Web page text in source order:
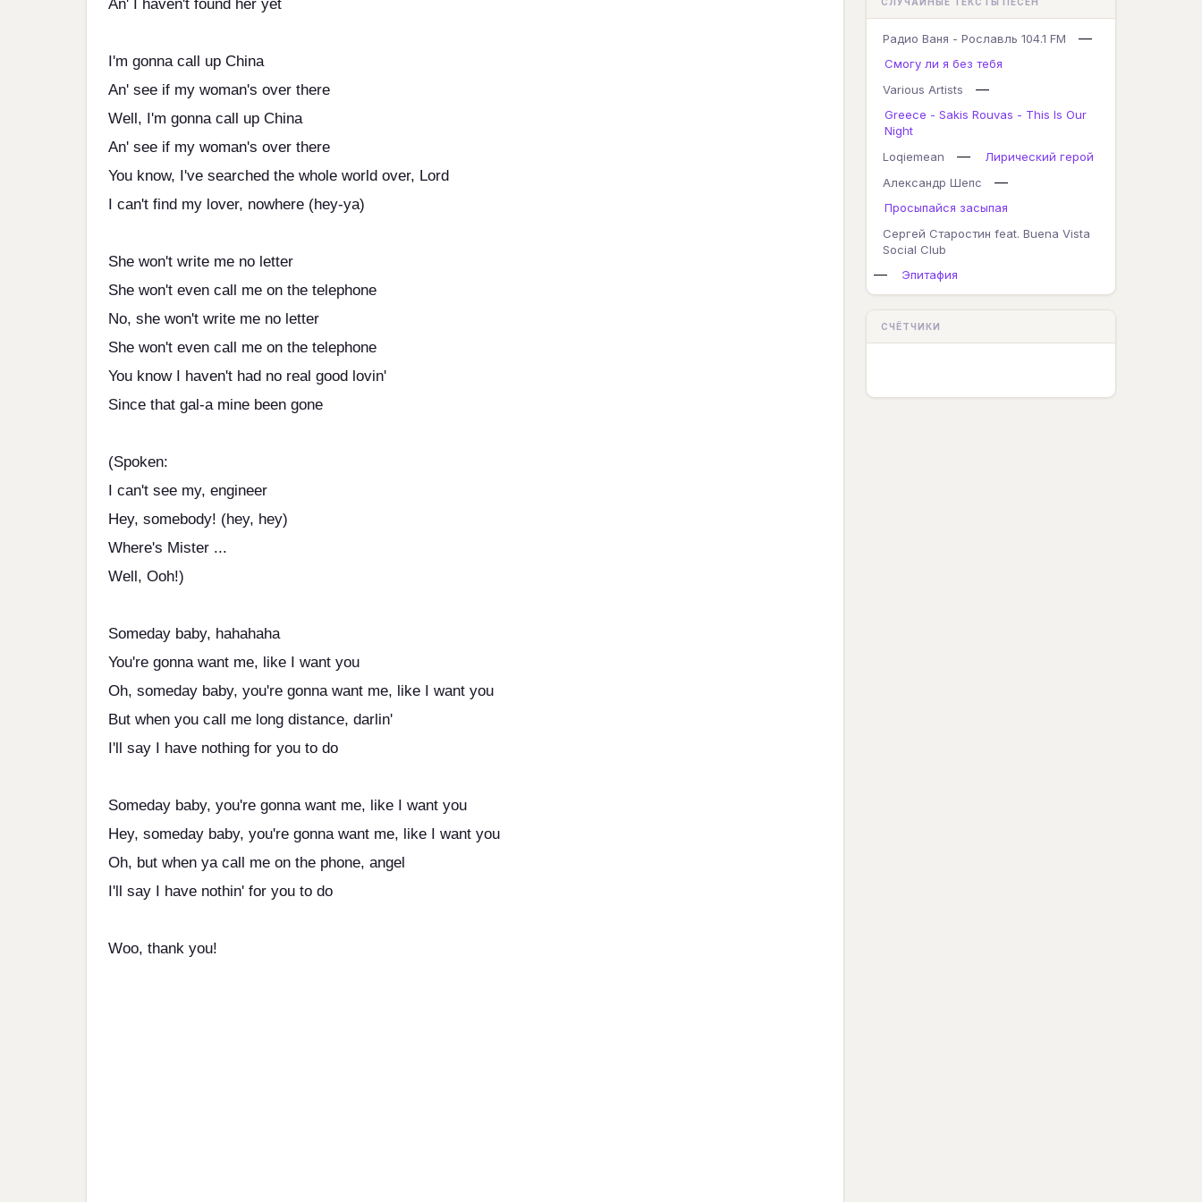
An' I haven't found her yet
I'm gonna call up China
An' see if my woman's over there
Well, I'm gonna call up China
An' see if my woman's over there
You know, I've searched the whole world over, Lord
I can't find my lover, nowhere (hey-ya)
She won't write me no letter
She won't even call me on the telephone
No, she won't write me no letter
She won't even call me on the telephone
You know I haven't had no real good lovin'
Since that gal-a mine been gone
(Spoken:
I can't see my, engineer
Hey, somebody! (hey, hey)
Where's Mister ...
Well, Ooh!)
Someday baby, hahahaha
You're gonna want me, like I want you
Oh, someday baby, you're gonna want me, like I want you
But when you call me long distance, darlin'
I'll say I have nothing for you to do
Someday baby, you're gonna want me, like I want you
Hey, someday baby, you're gonna want me, like I want you
Oh, but when ya call me on the phone, angel
I'll say I have nothin' for you to do
Woo, thank you!
Радио Ваня - Рославль 104.1 FM —
Смогу ли я без тебя
Various Artists
—
Greece - Sakis Rouvas - This Is Our
Night
Loqiemean
—
Лирический герой
Александр Шепс
—
Просыпайся засыпая
Сергей Старостин feat. Buena Vista
Social Club
— Эпитафия
СЧЁТЧИКИ